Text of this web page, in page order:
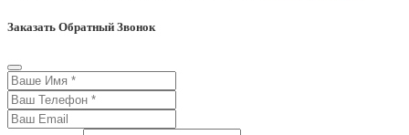
Заказать Обратный Звонок